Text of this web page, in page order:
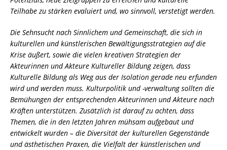
Teilhabe zu stärken evaluiert und, wo sinnvoll, verstetigt werden.
Die Sehnsucht nach Sinnlichem und Gemeinschaft, die sich in
kulturellen und künstlerischen Bewältigungsstrategien auf die
Krise äußert, sowie die vielen kreativen Strategien der
Akteurinnen und Akteure Kultureller Bildung zeigen, dass
Kulturelle Bildung als Weg aus der Isolation gerade neu erfunden
wird und werden muss. Kulturpolitik und -verwaltung sollten die
Bemühungen der entsprechenden Akteurinnen und Akteure nach
Kräften unterstützen. Zusätzlich ist darauf zu achten, dass
Themen, die in den letzten Jahren mühsam aufgebaut und
entwickelt wurden – die Diversität der kulturellen Gegenstände
und ästhetischen Praxen, die Vielfalt der künstlerischen und